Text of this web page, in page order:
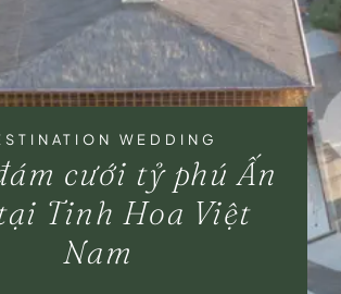
WEDDING
cưới tỷ phú Ấn
Tinh Hoa Việt
Nam